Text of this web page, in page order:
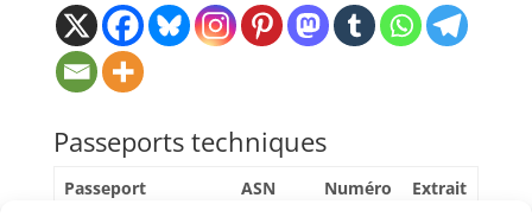
Passeports techniques
Passeport ASN Numéro
Extrait